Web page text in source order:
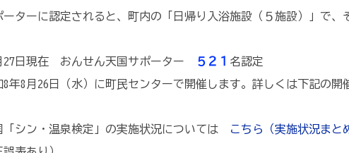
ターに認定されると、町内の「日帰り入浴施設（５施設）」で、
27日現在 おんせん天国サポーター ５２１ 名認定
年8月26日（水）に町民センターで開催します。詳しくは下記の開
「シン・温泉検定」の実施状況については こちら（実施状況まと